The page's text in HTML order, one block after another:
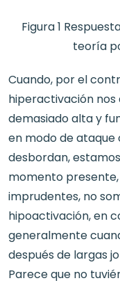
Figura 1
teoría
Cuando, por el
hiperactivación nos
demasiado alta y
en modo de ataque
desbordan,
momento
imprudentes, no
hipoactivación, en
generalmente
después de largas
Parece que no